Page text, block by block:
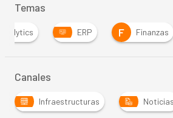
Temas
ERP F Finanzas
Canales
Infraestructuras Noticias